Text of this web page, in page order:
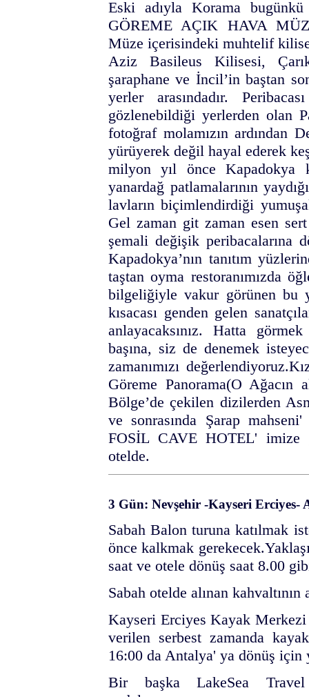
Eski adıyla Korama
GÖREME AÇIK HAVA
Müze içerisindeki muhtelif
Aziz Basileus Kilisesi,
şaraphane ve İncil’in baştan
yerler arasındadır.
gözlenebildiği yerlerden olan
fotoğraf molamızın ardından
yürüyerek değil hayal ederek
milyon yıl önce Kapadokya
yanardağ patlamalarının
lavların biçimlendirdiği
Gel zaman git zaman esen
şemali değişik peribacalarına
Kapadokya’nın tanıtım
taştan oyma restoranımızda
bilgeliğiyle vakur görünen bu
kısacası genden gelen
anlayacaksınız. Hatta
başına, siz de denemek
zamanımızı
Göreme Panorama(O
Bölge’de çekilen dizilerden
ve sonrasında Şarap
FOSİL CAVE HOTEL' imize
otelde.
3 Gün: Nevşehir -Kayseri Erciyes-
Sabah Balon turuna katılmak
önce kalkmak
saat ve otele dönüş saat 8.00
Sabah otelde alınan kahvaltının
Kayseri Erciyes Kayak Merkezi
verilen serbest zamanda
16:00 da Antalya' ya dönüş için
Bir başka LakeSea